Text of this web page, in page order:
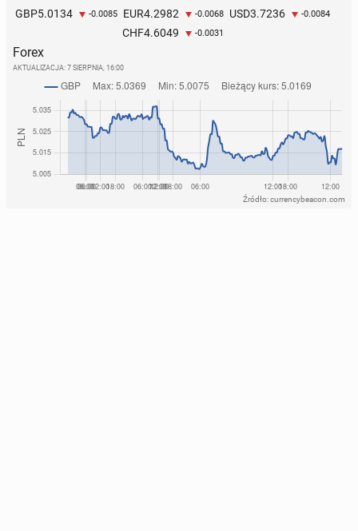
GBP5.0134 -0.0085 EUR4.2982 -0.0068 USD3.7236 -0.0084
CHF4.6049 -0.0031
Forex
AKTUALIZACJA: 7 SIERPNIA, 16:00
Źródło: currencybeacon.com